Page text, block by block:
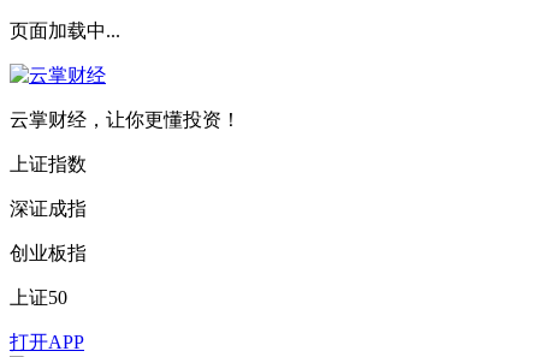
页面加载中...
云掌财经，让你更懂投资！
上证指数
深证成指
创业板指
上证50
打开APP